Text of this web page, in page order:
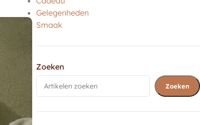
Gelegenheden
Smaak
Zoeken
Zoeken